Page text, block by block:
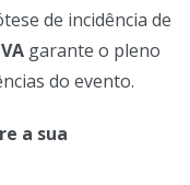
de incidência de
garante o pleno
do evento.
a sua